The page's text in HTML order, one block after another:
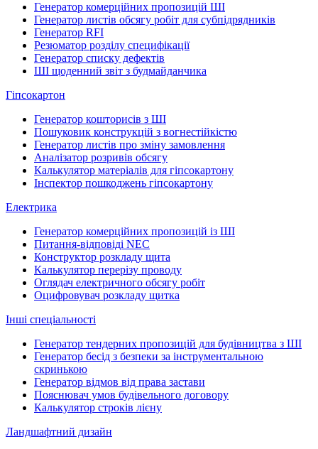
Генератор комерційних пропозицій ШІ
Генератор листів обсягу робіт для субпідрядників
Генератор RFI
Резюматор розділу специфікації
Генератор списку дефектів
ШІ щоденний звіт з будмайданчика
Гіпсокартон
Генератор кошторисів з ШІ
Пошуковик конструкцій з вогнестійкістю
Генератор листів про зміну замовлення
Аналізатор розривів обсягу
Калькулятор матеріалів для гіпсокартону
Інспектор пошкоджень гіпсокартону
Електрика
Генератор комерційних пропозицій із ШІ
Питання-відповіді NEC
Конструктор розкладу щита
Калькулятор перерізу проводу
Оглядач електричного обсягу робіт
Оцифровувач розкладу щитка
Інші спеціальності
Генератор тендерних пропозицій для будівництва з ШІ
Генератор бесід з безпеки за інструментальною
скринькою
Генератор відмов від права застави
Пояснювач умов будівельного договору
Калькулятор строків лієну
Ландшафтний дизайн